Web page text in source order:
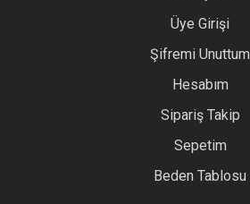
Üye Girişi
Şifremi Unuttum
Hesabım
Sipariş Takip
Sepetim
Beden Tablosu